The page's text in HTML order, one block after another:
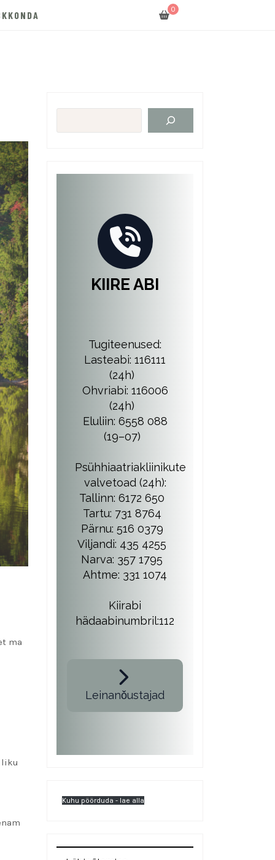
0
ma
KIIRE ABI
Tugiteenused:
Lasteabi: 116111
(24h)
Ohvriabi: 116006
(24h)
Eluliin: 6558 088
(19–07)
Psühhiaatriakliinikute
valvetoad (24h):
Tallinn: 6172 650
Tartu: 731 8764
Pärnu: 516 0379
Viljandi: 435 4255
Narva: 357 1795
Ahtme: 331 1074
Kiirabi
hädaabinumbril:112
Leinanǒustajad
Kuhu pöörduda - lae alla